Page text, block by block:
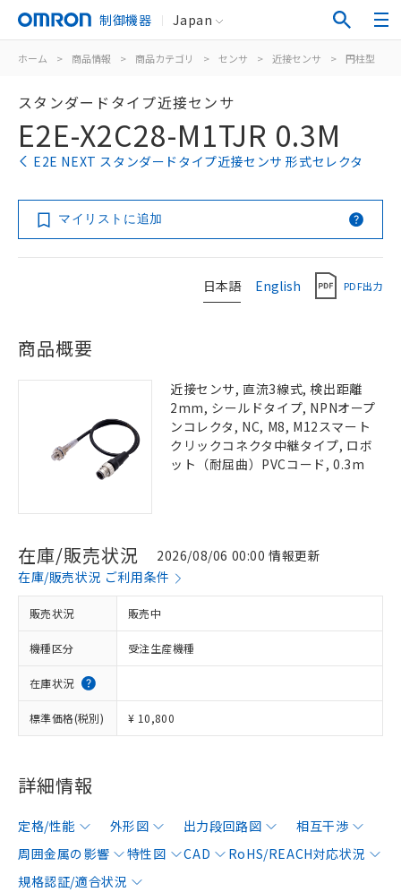
制御機器 Japan
ホーム > 商品情報 > 商品カテゴリ > センサ > 近接センサ > 円柱型
スタンダードタイプ近接センサ
E2E-X2C28-M1TJR 0.3M
E2E NEXT スタンダードタイプ近接センサ 形式セレクタ
マイリストに追加
日本語 English PDF出力
商品概要
近接センサ, 直流3線式, 検出距離
2mm, シールドタイプ, NPNオープ
ンコレクタ, NC, M8, M12スマート
クリックコネクタ中継タイプ, ロボ
ット（耐屈曲）PVCコード, 0.3m
在庫/販売状況
2026/08/06 00:00 情報更新
在庫/販売状況 ご利用条件
販売状況 販売中
機種区分 受注生産機種
在庫状況
標準価格(税別) ¥ 10,800
詳細情報
定格/性能 外形図 出力段回路図
相互干渉
周囲金属の影響
特性図 CAD
RoHS/REACH対応状況
規格認証/適合状況